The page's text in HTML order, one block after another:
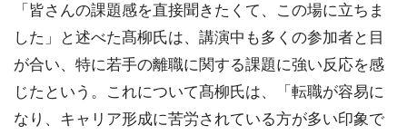
「皆さんの課題感を直接聞きたくて、この場に立ちま
した」と述べた髙柳氏は、講演中も多くの参加者と目
が合い、特に若手の離職に関する課題に強い反応を感
じたという。これについて髙柳氏は、「転職が容易に
なり、キャリア形成に苦労されている方が多い印象で